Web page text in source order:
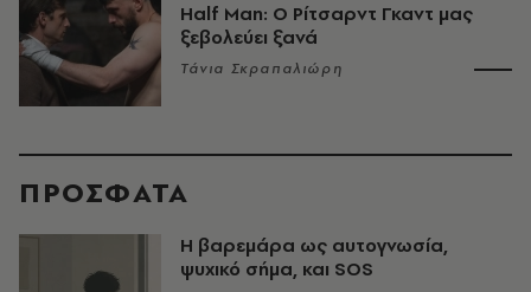
Half Man: Ο Ρίτσαρντ Γκαντ μας
ξεβολεύει ξανά
Τάνια Σκραπαλιώρη
ΠΡΟΣΦΑΤΑ
Η βαρεμάρα ως αυτογνωσία,
ψυχικό σήμα, και SOS